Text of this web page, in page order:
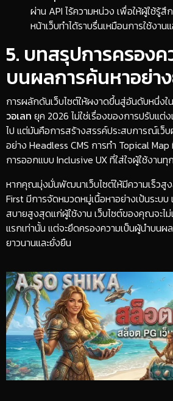
ผ่าน API ไร้ความหน่วง เพื่อให้ผู้ใช้รู้
หน้าเว็บทำได้ราบรื่นเหมือนการใช้งา
​5. บทสรุปการครอง
บนผลการค้นหาอย่า
การผลักดันเว็บไซต์ให้ผงาดขึ้นสู่อันดับหนึ่งใ
วอเลท ยุค 2026 ไม่ใช่เรื่องของการปรับแต่
ไป แต่มันคือการสร้างสรรค์ประสบการณ์เว็
อย่าง Headless CMS การทำ Topical
การออกแบบ Inclusive UX ที่ใส่ใจผู้ใช้งาน
หากคุณมุ่งมั่นพัฒนาเว็บไซต์ให้มีความเร็วสู
First มีการจัดหมวดหมู่เนื้อหาอย่างเป้นระบบ
สบายสูงสุดแก่ผู้ใช้งาน เว็บไซต์ของคุณจะไ
แรกเท่านั้น แต่จะยึดครองความเป็นผู้นำบนผ
ยาวนานและยั่งยืน